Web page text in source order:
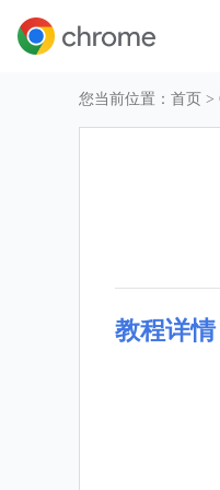
您当前位置： 首页 >
教程详情